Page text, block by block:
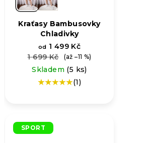
Kraťasy Bambusovky
Chladivky
od 1 499 Kč
1 699 Kč
(až –11 %)
Skladem (5 ks)
Průměrné
5,0
z
(1)
SPORT